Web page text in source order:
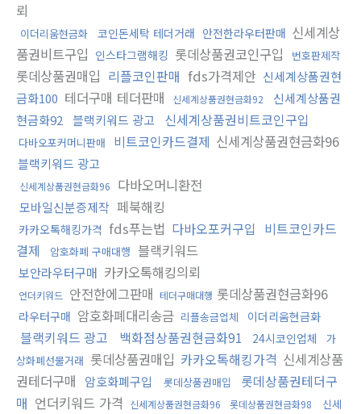
뢰
이더리움현금화 코인돈세탁 테더거래 안전한라우터판매 신세계상
품권비트구입 인스타그램해킹 롯데상품권코인구입 번호판제작
롯데상품권매입 리플코인판매 fds가격제안 신세계상품권현
금화100 테더구매 테더판매 신세계상품권현금화92
신세계상품권
현금화92 블랙키워드 광고 신세계상품권비트코인구입
다바오포커머니판매 비트코인카드결제 신세계상품권현금화96
블랙키워드 광고
신세계상품권현금화96 다바오머니환전
모바일신분증제작 페북해킹
카카오톡해킹가격 fds푸는법 다바오포커구입 비트코인카드
결제
암호화폐 구매대행 블랙키워드
보안라우터구매 카카오톡해킹의뢰
언더키워드 안전한에그판매 테더구매대행 롯데상품권현금화96
라우터구매 암호화폐대리송금 리플송금업체 이더리움현금화
블랙키워드 광고 백화점상품권현금화91 24시코인업체
가
상화폐선물거래 롯데상품권매입 카카오톡해킹가격 신세계상품
권테더구매
암호화폐구입 롯데상품권매입
롯데상품권테더구
매 언더키워드 가격 신세계상품권현금화96 롯데상품권현금화98
신세